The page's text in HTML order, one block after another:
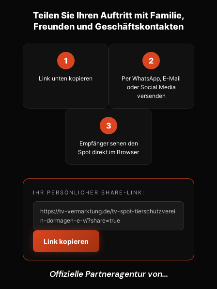
Teilen Sie Ihren Auftritt mit Familie,
Freunden und Geschäftskontakten
1
Link unten kopieren
2
Per WhatsApp, E-Mail
oder Social Media
versenden
3
Empfänger sehen den
Spot direkt im Browser
IHR PERSÖNLICHER SHARE-LINK:
https://tv-vermarktung.de/tv-spot-tierschutzverei
n-dormagen-e-v/?share=true
Link kopieren
Offizielle Partneragentur von...